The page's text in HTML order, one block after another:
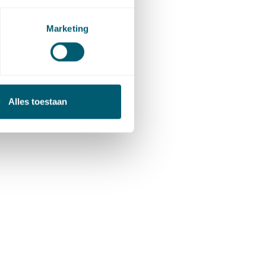
Marketing
Alles toestaan
over